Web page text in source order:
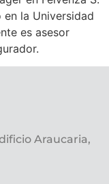
la Universidad
es asesor
Araucaria,